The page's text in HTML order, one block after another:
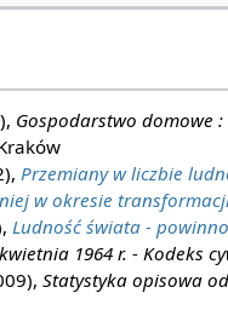
Gospodarstwo domowe
Przemiany w liczbie
w okresie
Ludność świata -
1964 r. - Kodeks
Statystyka opisowa